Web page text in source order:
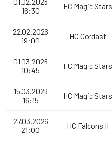
16:30
HC Magic Stars
22.02.2026
19:00
HC Cordast
01.03.2026
10:45
HC Magic Stars
15.03.2026
16:15
HC Magic Stars
27.03.2026
21:00
HC Falcons II